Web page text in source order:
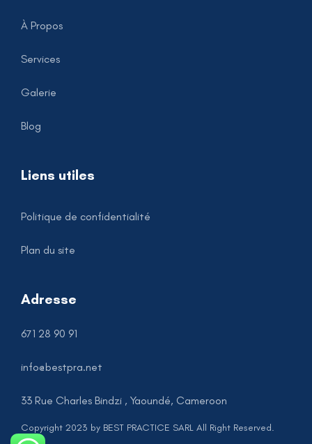
À Propos
Services
Galerie
Blog
Liens utiles
Politique de confidentialité
Plan du site
Adresse
671 28 90 91
info@bestpra.net
33 Rue Charles Bindzi , Yaoundé, Cameroon
Copyright 2023 by BEST PRACTICE SARL All Right Reserved.